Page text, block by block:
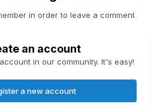
in order to leave a comment
an account
in our community. It's easy!
a new account